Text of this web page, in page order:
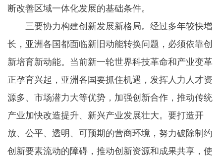
断改善区域一体化发展的基础条件。
三要协力构建创新发展新格局。经过多年较快增
长，亚洲各国都面临新旧动能转换问题，必须依靠创
新培育新动能。当前新一轮世界科技革命和产业变革
正孕育兴起，亚洲各国要抓住机遇，发挥人力人才资
源多、市场潜力大等优势，加强创新合作，推动传统
产业加快改造提升、新兴产业发展壮大。要打造开
放、公平、透明、可预期的营商环境，努力破除制约
创新要素流动的障碍，推动创新资源和成果共享，使